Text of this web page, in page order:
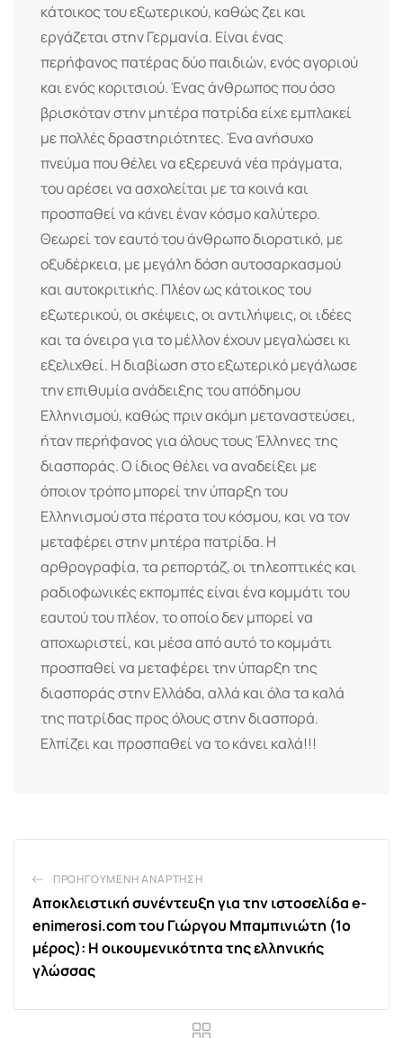
κάτοικος του εξωτερικού, καθώς ζει και
εργάζεται στην Γερμανία. Είναι ένας
περήφανος πατέρας δύο παιδιών, ενός αγοριού
και ενός κοριτσιού. Ένας άνθρωπος που όσο
βρισκόταν στην μητέρα πατρίδα είχε εμπλακεί
με πολλές δραστηριότητες. Ένα ανήσυχο
πνεύμα που θέλει να εξερευνά νέα πράγματα,
του αρέσει να ασχολείται με τα κοινά και
προσπαθεί να κάνει έναν κόσμο καλύτερο.
Θεωρεί τον εαυτό του άνθρωπο διορατικό, με
οξυδέρκεια, με μεγάλη δόση αυτοσαρκασμού
και αυτοκριτικής. Πλέον ως κάτοικος του
εξωτερικού, οι σκέψεις, οι αντιλήψεις, οι ιδέες
και τα όνειρα για το μέλλον έχουν μεγαλώσει κι
εξελιχθεί. Η διαβίωση στο εξωτερικό μεγάλωσε
την επιθυμία ανάδειξης του απόδημου
Ελληνισμού, καθώς πριν ακόμη μεταναστεύσει,
ήταν περήφανος για όλους τους Έλληνες της
διασποράς. Ο ίδιος θέλει να αναδείξει με
όποιον τρόπο μπορεί την ύπαρξη του
Ελληνισμού στα πέρατα του κόσμου, και να τον
μεταφέρει στην μητέρα πατρίδα. Η
αρθρογραφία, τα ρεπορτάζ, οι τηλεοπτικές και
ραδιοφωνικές εκπομπές είναι ένα κομμάτι του
εαυτού του πλέον, το οποίο δεν μπορεί να
αποχωριστεί, και μέσα από αυτό το κομμάτι
προσπαθεί να μεταφέρει την ύπαρξη της
διασποράς στην Ελλάδα, αλλά και όλα τα καλά
της πατρίδας προς όλους στην διασπορά.
Ελπίζει και προσπαθεί να το κάνει καλά!!!
ΠΡΟΗΓΟΎΜΕΝΗ ΑΝΆΡΤΗΣΗ
Αποκλειστική συνέντευξη για την ιστοσελίδα e-
enimerosi.com του Γιώργου Μπαμπινιώτη (1ο
μέρος): Η οικουμενικότητα της ελληνικής
γλώσσας